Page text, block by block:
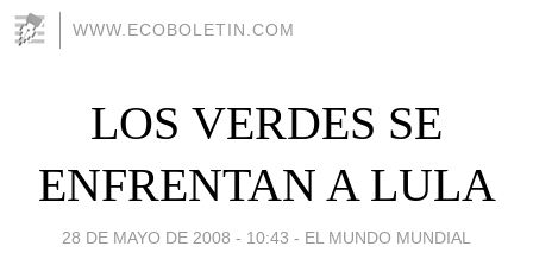
WWW.ECOBOLETIN.COM
LOS VERDES SE
ENFRENTAN A LULA
28 DE MAYO DE 2008 - 10:43 - EL MUNDO MUNDIAL